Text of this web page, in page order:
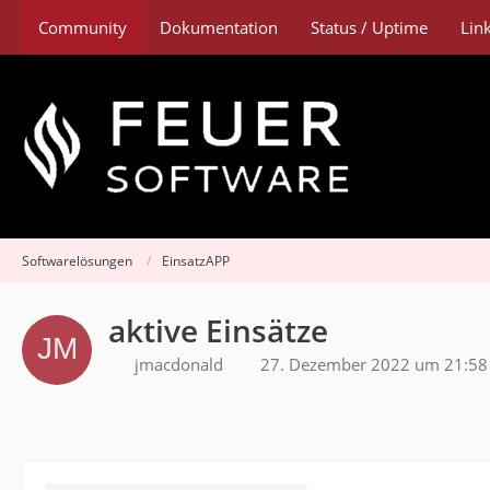
Community Dokumentation Status / Uptime
Softwarelösungen EinsatzAPP
aktive Einsätze
jmacdonald 27. Dezember 2022 um 21:58